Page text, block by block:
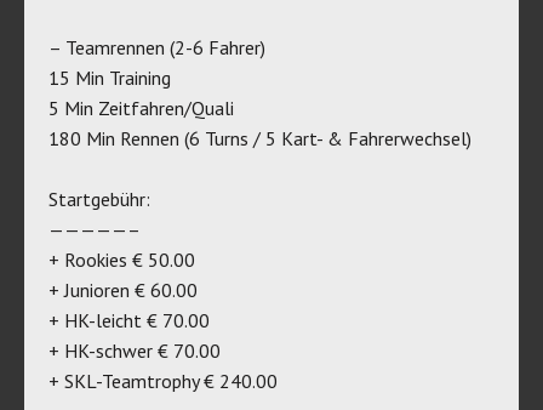
– Teamrennen (2-6 Fahrer)
15 Min Training
5 Min Zeitfahren/Quali
180 Min Rennen (6 Turns / 5 Kart- & Fahrerwechsel)
Startgebühr:
—————–
+ Rookies € 50.00
+ Junioren € 60.00
+ HK-leicht € 70.00
+ HK-schwer € 70.00
+ SKL-Teamtrophy € 240.00